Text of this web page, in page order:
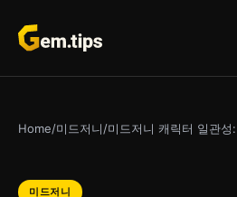
문
로
뛰
Home/미드저니/미드저니 캐릭터 일관
미드저니